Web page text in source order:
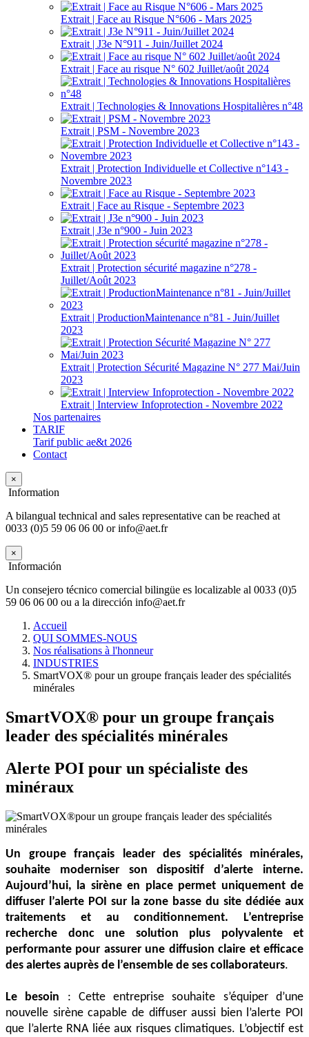
Extrait | Face au Risque N°606 - Mars 2025
Extrait | J3e N°911 - Juin/Juillet 2024
Extrait | Face au risque N° 602 Juillet/août 2024
Extrait | Technologies & Innovations Hospitalières n°48
Extrait | PSM - Novembre 2023
Extrait | Protection Individuelle et Collective n°143 -
Novembre 2023
Extrait | Face au Risque - Septembre 2023
Extrait | J3e n°900 - Juin 2023
Extrait | Protection sécurité magazine n°278 -
Juillet/Août 2023
Extrait | ProductionMaintenance n°81 - Juin/Juillet
2023
Extrait | Protection Sécurité Magazine N° 277 Mai/Juin
2023
Extrait | Interview Infoprotection - Novembre 2022
Nos partenaires
TARIF
Tarif public ae&t 2026
Contact
×
Information
A bilangual technical and sales representative can be reached at
0033 (0)5 59 06 06 00 or info@aet.fr
×
Información
Un consejero técnico comercial bilingüe es localizable al 0033 (0)5
59 06 06 00 ou a la dirección info@aet.fr
Accueil
QUI SOMMES-NOUS
Nos réalisations à l'honneur
INDUSTRIES
SmartVOX® pour un groupe français leader des spécialités
minérales
SmartVOX® pour un groupe français
leader des spécialités minérales
Alerte POI pour un spécialiste des
minéraux
Un groupe français leader des spécialités minérales,
souhaite moderniser son dispositif d’alerte interne.
Aujourd’hui, la sirène en place permet uniquement de
diffuser l’alerte POI sur la zone basse du site dédiée aux
traitements et au conditionnement. L’entreprise
recherche donc une solution plus polyvalente et
performante pour assurer une diffusion claire et efficace
des alertes auprès de l’ensemble de ses collaborateurs.
Le besoin : Cette entreprise souhaite s’équiper d’une
nouvelle sirène capable de diffuser aussi bien l’alerte POI
que l’alerte RNA liée aux risques climatiques. L’objectif est